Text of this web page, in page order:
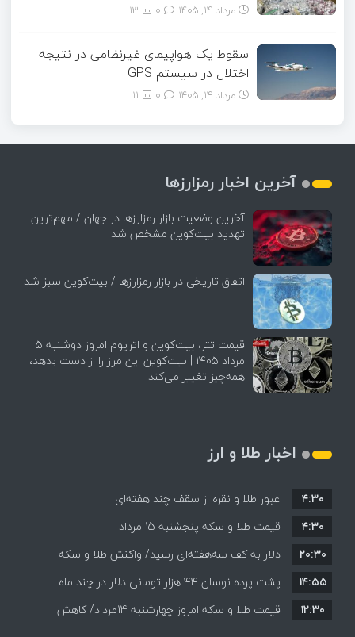
مرداد ۱۴, ۱۴۰۵ 13
سقوط یک هواپیمای غیرنظامی در نتیجه
اختلال در سیستم‌ GPS
مرداد ۱۴, ۱۴۰۵ 11
آخرین اخبار رمزارزها
آخرین وضعیت بازار رمزارزها در جهان / مهم‌ترین
تهدید بیت‌کوین مشخص شد
اتفاق تاریخی در بازار رمزارزها / بیت‌کوین سبز شد
قیمت تتر، بیت‌کوین و اتریوم امروز دوشنبه ۵
مرداد ۱۴۰۵ | بیت‌کوین این مرز را از دست بدهد،
همه‌چیز تغییر می‌کند
اخبار طلا و ارز
عبور طلا و نقره از سقف چند هفته‌ای
۴:۳۰
قیمت طلا و سکه پنجشنبه 15 مرداد
۴:۳۰
دلار به کف سه‌هفته‌ای رسید/ واکنش طلا و سکه
به بازگشایی تنگه هرمز
۲۰:۳۰
پشت پرده نوسان ۴۴ هزار تومانی دلار در چند ماه
۱۴:۵۵
قیمت طلا و سکه امروز چهارشنبه 14مرداد/ کاهش
۱۲:۳۰